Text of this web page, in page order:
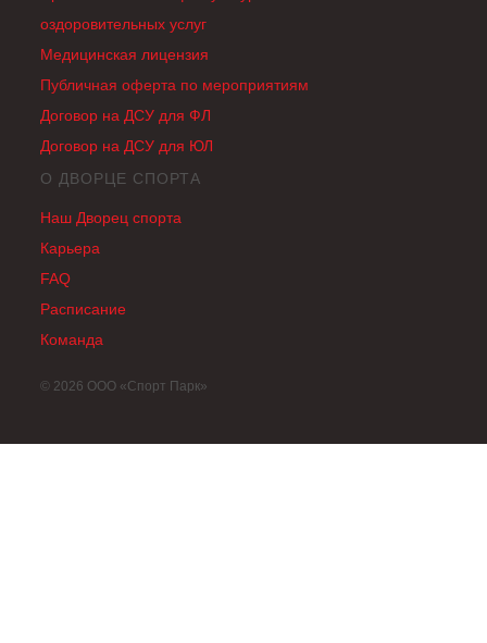
оздоровительных услуг
Медицинская лицензия
Публичная оферта по мероприятиям
Договор на ДСУ для ФЛ
Договор на ДСУ для ЮЛ
О ДВОРЦЕ СПОРТА
Наш Дворец спорта
Карьера
FAQ
Раcписание
Команда
© 2026 ООО «Спорт Парк»